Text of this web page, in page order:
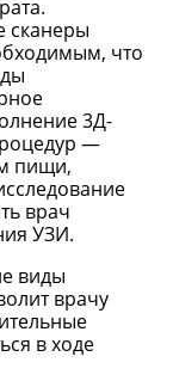
сканеры
что
3Д-
—
пищи,
врач
УЗИ.
виды
врачу
в ходе